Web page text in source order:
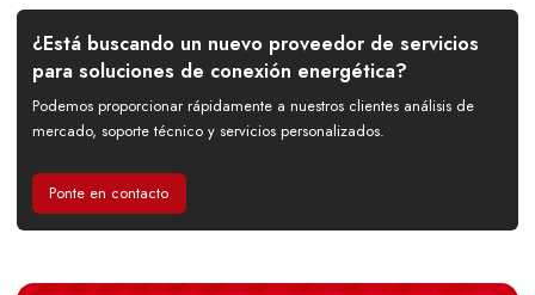
¿Está buscando un nuevo proveedor de servicios
para soluciones de conexión energética?
Podemos proporcionar rápidamente a nuestros clientes análisis de
mercado, soporte técnico y servicios personalizados.
Ponte en contacto